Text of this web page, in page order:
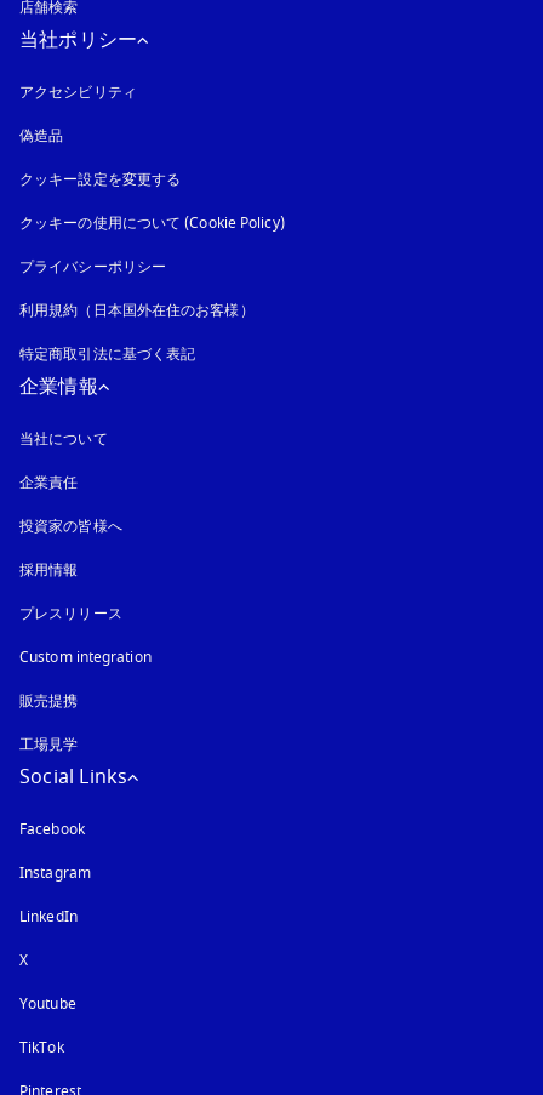
店舗検索
当社ポリシー
アクセシビリティ
偽造品
クッキー設定を変更する
クッキーの使用について (Cookie Policy)新しいタブに表示されます
プライバシーポリシー
利用規約（日本国外在住のお客様）
特定商取引法に基づく表記
企業情報
当社について
企業責任
投資家の皆様へ
採用情報
プレスリリース
Custom integration
販売提携
工場見学
Social Links
Facebook
Instagram新しいタブに表示されます
LinkedIn
X
Youtube新しいタブに表示されます
TikTok